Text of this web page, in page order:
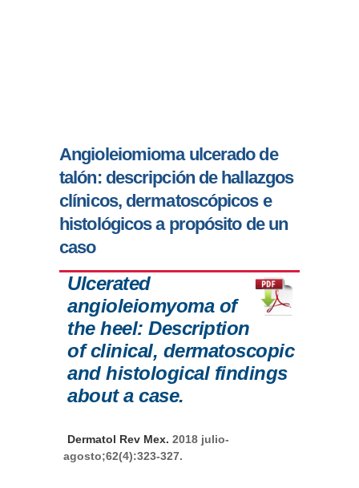
Angioleiomioma ulcerado de
talón: descripción de hallazgos
clínicos, dermatoscópicos e
histológicos a propósito de un
caso
Ulcerated
angioleiomyoma of
the heel: Description
of clinical, dermatoscopic
and histological findings
about a case.
Dermatol Rev Mex. 2018 julio-
agosto;62(4):323-327.